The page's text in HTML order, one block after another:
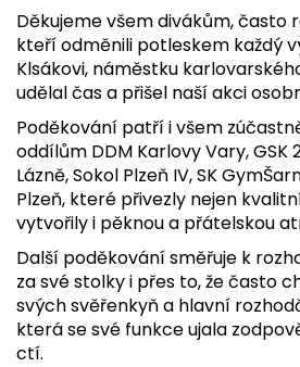
Děkujeme všem divákům, často
kteří odměnili potleskem každý
Klsákovi, náměstku
udělal čas a přišel naší akci
Poděkování patří i všem
oddílům DDM Karlovy Vary, GSK
Lázně, Sokol Plzeň IV, SK
Plzeň, které přivezly nejen
vytvořily i pěknou a přátelskou
Další poděkování směřuje k
za své stolky i přes to, že často
svých svěřenkyň a hlavní
která se své funkce ujala
ctí.